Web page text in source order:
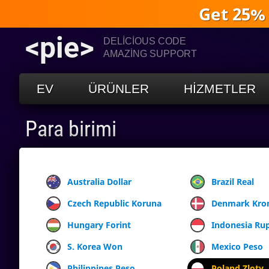
Get
<pie>
DELICIOUS CODE
AMAZING SUPPORT
EV ÜRÜNLER HIZMETLER
Para birimi
Australia Dollar Brazil Real
Czech Republic Koruna
Denmark
Hungary Forint
Indonesia
S. Korea Won
Mexico Peso